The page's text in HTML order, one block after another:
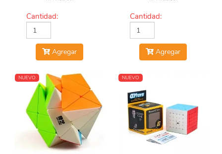
Cantidad:
Agregar
Cantidad:
Agregar
NUEVO NUEVO